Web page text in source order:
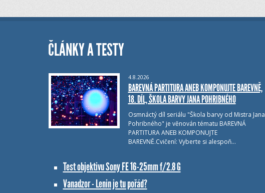
ČLÁNKY A TESTY
4.8.2026
BAREVNÁ PARTITURA ANEB KOMPONUJTE BAREVNĚ,
18. DÍL, ŠKOLA BARVY JANA POHRIBNÉHO
Osmnáctý díl seriálu "Škola barvy od Mistra Jana
Pohribného" je věnován tématu BAREVNÁ
PARTITURA ANEB KOMPONUJTE
BAREVNĚ.Cvičení: Vyberte si alespoň…
Test objektivu Sony FE 16-25mm f/2.8 G
Vanadzor - Lenin je tu pořád?